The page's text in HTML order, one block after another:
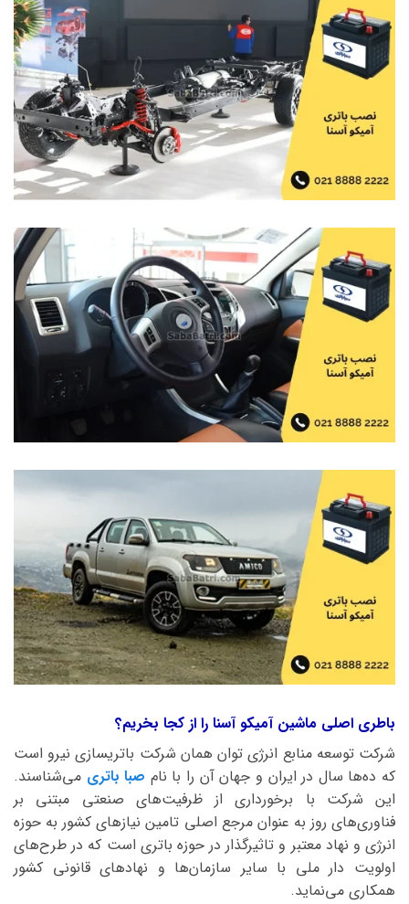
باطری اصلی ماشین آمیکو آسنا را از کجا بخریم؟
شرکت توسعه منابع انرژی توان همان شرکت باتریسازی نیرو است
که ده‌ها سال در ایران و جهان آن را با نام صبا باتری می‌شناسند.
این شرکت با برخورداری از ظرفیت‌های صنعتی مبتنی بر
فناوری‌های روز به عنوان مرجع اصلی تامین نیازهای کشور به حوزه
انرژی و نهاد معتبر و تاثیرگذار در حوزه باتری است که در طرح‌های
اولویت دار ملی با سایر سازمان‌ها و نهادهای قانونی کشور
همکاری می‌نماید.